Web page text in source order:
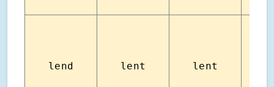
lend lent lent